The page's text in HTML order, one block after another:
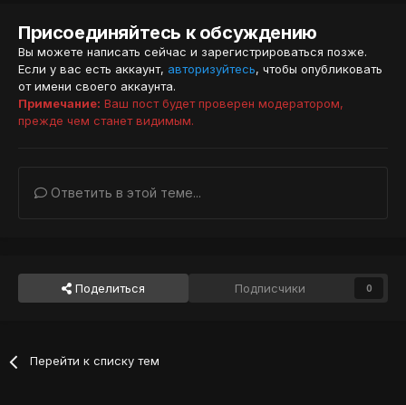
Присоединяйтесь к обсуждению
Вы можете написать сейчас и зарегистрироваться позже.
Если у вас есть аккаунт, авторизуйтесь, чтобы опубликовать
от имени своего аккаунта.
Примечание: Ваш пост будет проверен модератором,
прежде чем станет видимым.
Ответить в этой теме...
Поделиться Подписчики 0
Перейти к списку тем